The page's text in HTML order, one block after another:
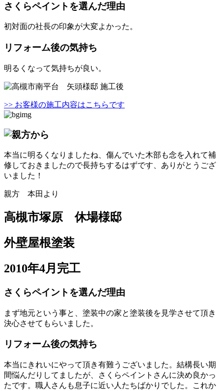
さくらペイントを選んだ理由
初対面の社長の印象が大変よかった。
リフォーム後の気持ち
明るくなって気持ちが良い。
>> お客様の施工内容はこちらです
本当に明るくなりましたね、傷んでいた木部も念を入れて補
修しておきましたので長持ちするはずです、ありがとうござ
いました！
親方 本田より
高槻市塚原 休場様邸
外壁屋根塗装
2010年4月完工
さくらペイントを選んだ理由
まず地元という事と、塗装中の家と塗装後を見学させて頂き
決心させてもらいました。
リフォーム後の気持ち
本当にきれいにやって頂き有難うございました。結構長い期
間悩んだりしてましたが、さくらペイントさんに決め良かっ
たです。職人さんも息子に近い人たちばかりでした。これか